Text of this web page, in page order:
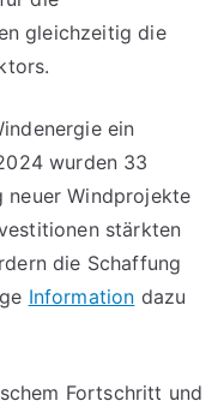
gleichzeitig die
ein
wurden 33
neuer Windprojekte
stärkten
die Schaffung
Information dazu
Fortschritt und